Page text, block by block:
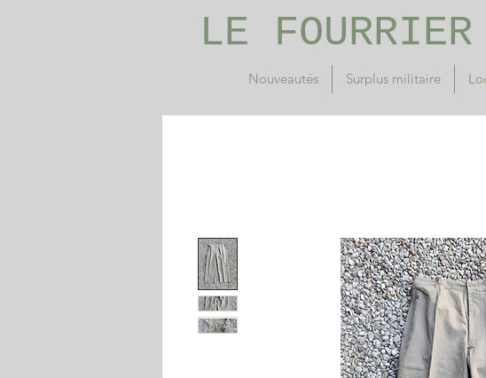
Nouveautés Surplus militaire
LE FOURRIER